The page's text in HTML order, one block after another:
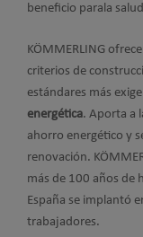
beneficio parala
KÖMMERLING
criterios de
estándares más
energética. Aporta a
ahorro energético y
renovación.
más de 100 años de
España se implantó
trabajadores.